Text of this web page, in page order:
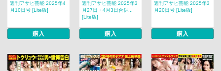
週刊アサヒ芸能 2025年4
月10日号 [Lite版]
購入
週刊アサヒ芸能 2025年3
月27日・4月3日合併...
[Lite版]
購入
週刊アサヒ芸能 2025年3
月20日号 [Lite版]
購入